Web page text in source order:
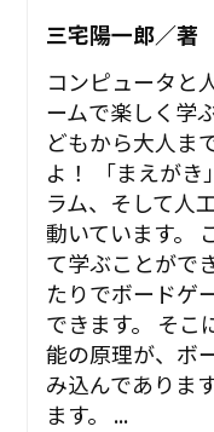
三宅陽一郎／著
コンピュータと
ームで楽しく学
どもから大人ま
よ！ 「まえがき
ラム、そして人
動いています。
て学ぶことがで
たりでボードゲ
できます。 そこ
能の原理が、ボ
み込んでありま
ます。 ...